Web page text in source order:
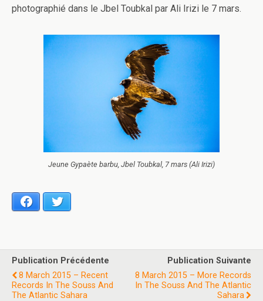
photographié dans le Jbel Toubkal par Ali Irizi le 7 mars.
Jeune Gypaète barbu, Jbel Toubkal, 7 mars (Ali Irizi)
Facebook
Publication Précédente
8 March 2015 – Recent
Records In The Souss And
The Atlantic Sahara
Publication Suivante
8 March 2015 – More Records
In The Souss And The Atlantic
Sahara